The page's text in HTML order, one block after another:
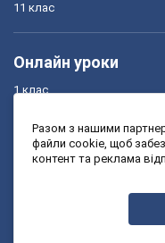
11 клас
Онлайн уроки
1 клас
3 клас
Разом з нашими
файли cookie, щоб
контент та реклама